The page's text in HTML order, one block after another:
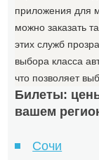
приложения для
можно заказать
этих служб
выбора класса
что позволяет
Билеты:
вашем
Сочи